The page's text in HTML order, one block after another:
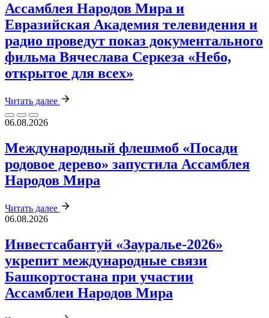
Ассамблея Народов Мира и
Евразийская Академия телевидения и
радио проведут показ документального
фильма Вячеслава Серкеза «Небо,
открытое для всех»
Читать далее
06.08.2026
Международный флешмоб «Посади
родовое дерево» запустила Ассамблея
Народов Мира
Читать далее
06.08.2026
Инвестсабантуй «Зауралье‑2026»
укрепит международные связи
Башкортостана при участии
Ассамблеи Народов Мира